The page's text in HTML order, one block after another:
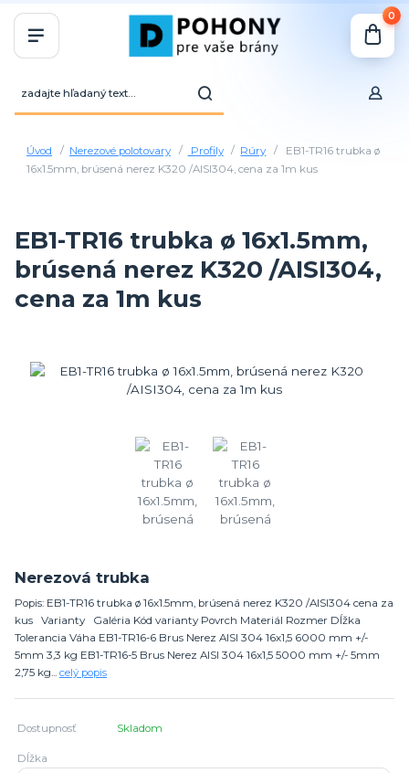
0
Úvod Nerezové polotovary Profily Rúry
EB1-TR16 trubka ø
16x1.5mm, brúsená nerez K320 /AISI304, cena za 1m kus
EB1-TR16 trubka ø 16x1.5mm,
brúsená nerez K320 /AISI304,
cena za 1m kus
Nerezová trubka
Popis: EB1-TR16 trubka ø 16x1.5mm, brúsená nerez K320 /AISI304 cena za
kus Varianty Galéria Kód varianty Povrch Materiál Rozmer Dĺžka
Tolerancia Váha EB1-TR16-6 Brus Nerez AISI 304 16x1,5 6000 mm +/-
5mm 3,3 kg EB1-TR16-5 Brus Nerez AISI 304 16x1,5 5000 mm +/- 5mm
2,75 kg... celý popis
Dostupnosť Skladom
Dĺžka